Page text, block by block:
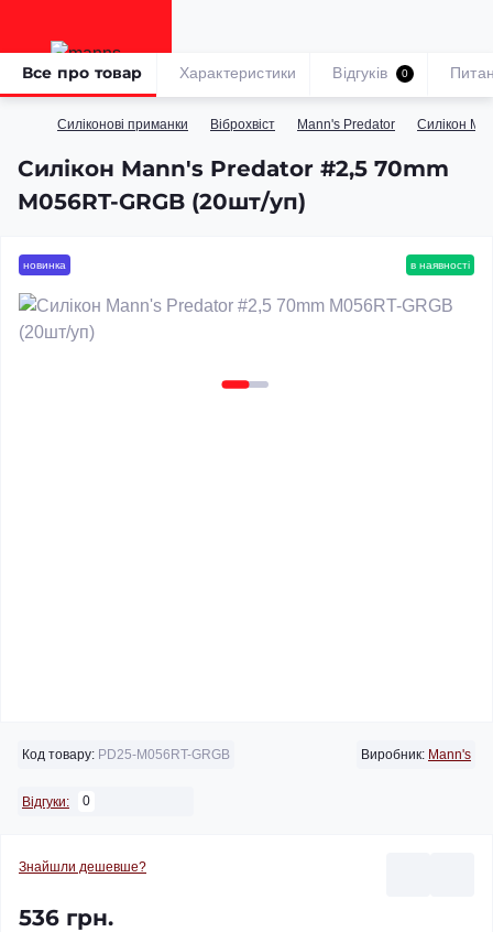
Силіконові приманки Віброхвіст Mann's Predator Силікон­
Силікон Mann's Predator #2,5 70mm
M056RT-GRGB (20шт/уп)
Все про товар Характеристики Відгуків 0
новинка в наявності
Код товару: PD25-M056RT-GRGB Виробник: Mann's
Відгуки: 0
Знайшли дешевше?
536 грн.